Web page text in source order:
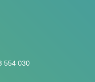
554 030